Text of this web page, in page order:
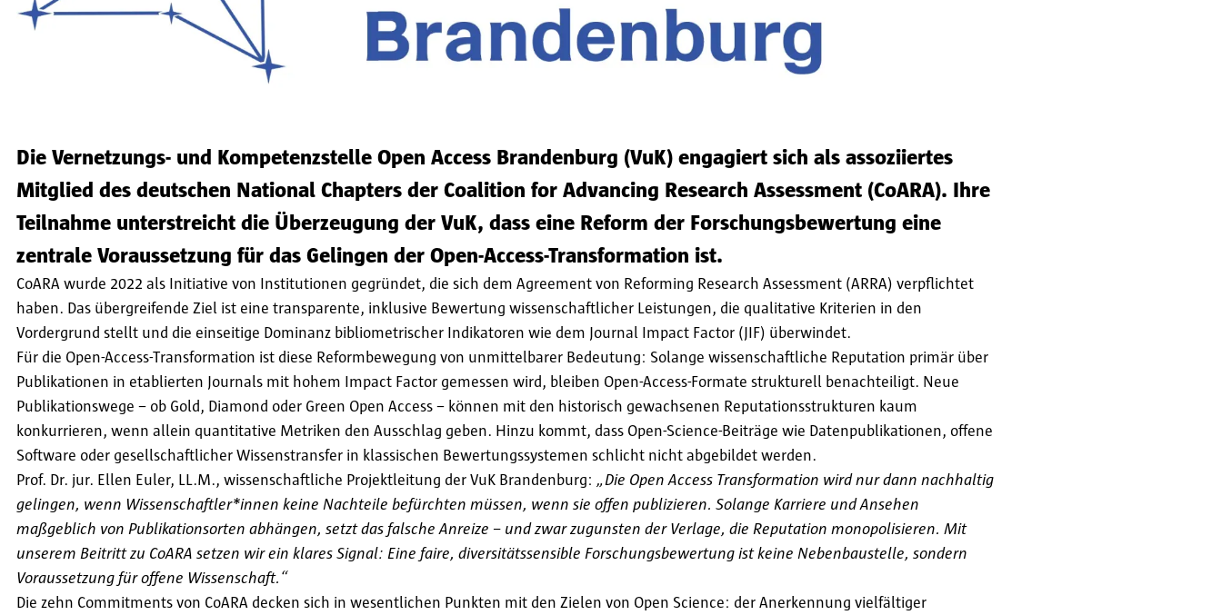
Die Vernetzungs- und Kompetenzstelle Open Access Brandenburg (VuK) engagiert sich als assoziiertes
Mitglied des deutschen National Chapters der Coalition for Advancing Research Assessment (CoARA). Ihre
Teilnahme unterstreicht die Überzeugung der VuK, dass eine Reform der Forschungsbewertung eine
zentrale Voraussetzung für das Gelingen der Open-Access-Transformation ist.
CoARA wurde 2022 als Initiative von Institutionen gegründet, die sich dem Agreement von Reforming Research Assessment (ARRA) verpflichtet
haben. Das übergreifende Ziel ist eine transparente, inklusive Bewertung wissenschaftlicher Leistungen, die qualitative Kriterien in den
Vordergrund stellt und die einseitige Dominanz bibliometrischer Indikatoren wie dem Journal Impact Factor (JIF) überwindet.
Für die Open-Access-Transformation ist diese Reformbewegung von unmittelbarer Bedeutung: Solange wissenschaftliche Reputation primär über
Publikationen in etablierten Journals mit hohem Impact Factor gemessen wird, bleiben Open-Access-Formate strukturell benachteiligt. Neue
Publikationswege – ob Gold, Diamond oder Green Open Access – können mit den historisch gewachsenen Reputationsstrukturen kaum
konkurrieren, wenn allein quantitative Metriken den Ausschlag geben. Hinzu kommt, dass Open-Science-Beiträge wie Datenpublikationen, offene
Software oder gesellschaftlicher Wissenstransfer in klassischen Bewertungssystemen schlicht nicht abgebildet werden.
Prof. Dr. jur. Ellen Euler, LL.M., wissenschaftliche Projektleitung der VuK Brandenburg: „Die Open Access Transformation wird nur dann nachhaltig
gelingen, wenn Wissenschaftler*innen keine Nachteile befürchten müssen, wenn sie offen publizieren. Solange Karriere und Ansehen
maßgeblich von Publikationsorten abhängen, setzt das falsche Anreize – und zwar zugunsten der Verlage, die Reputation monopolisieren. Mit
unserem Beitritt zu CoARA setzen wir ein klares Signal: Eine faire, diversitätssensible Forschungsbewertung ist keine Nebenbaustelle, sondern
Voraussetzung für offene Wissenschaft.“
Die zehn Commitments von CoARA decken sich in wesentlichen Punkten mit den Zielen von Open Science: der Anerkennung vielfältiger